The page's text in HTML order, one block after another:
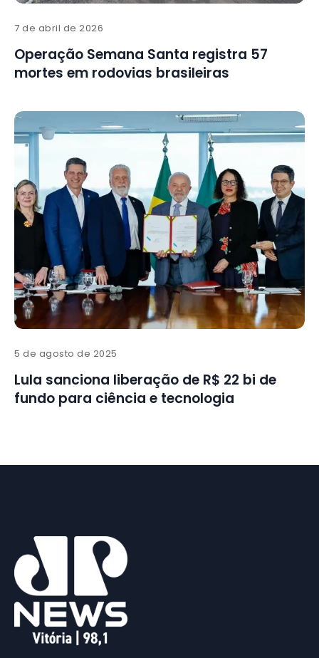
7 de abril de 2026
Operação Semana Santa registra 57
mortes em rodovias brasileiras
5 de agosto de 2025
Lula sanciona liberação de R$ 22 bi de
fundo para ciência e tecnologia